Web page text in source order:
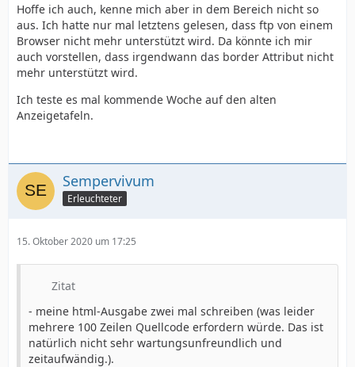
Hoffe ich auch, kenne mich aber in dem Bereich nicht so
aus. Ich hatte nur mal letztens gelesen, dass ftp von einem
Browser nicht mehr unterstützt wird. Da könnte ich mir
auch vorstellen, dass irgendwann das border Attribut nicht
mehr unterstützt wird.
Ich teste es mal kommende Woche auf den alten
Anzeigetafeln.
Sempervivum
Erleuchteter
15. Oktober 2020 um 17:25
Zitat
- meine html-Ausgabe zwei mal schreiben (was leider
mehrere 100 Zeilen Quellcode erfordern würde. Das ist
natürlich nicht sehr wartungsunfreundlich und
zeitaufwändig.).